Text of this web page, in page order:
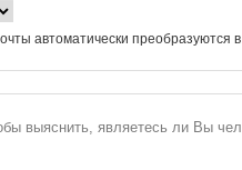
автоматически преобразуются
выяснить, являетесь ли Вы